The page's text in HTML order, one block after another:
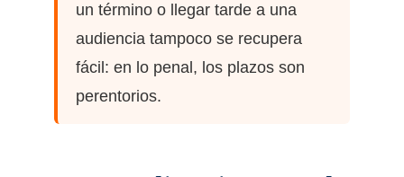
un término o llegar tarde a una
audiencia tampoco se recupera
fácil: en lo penal, los plazos son
perentorios.